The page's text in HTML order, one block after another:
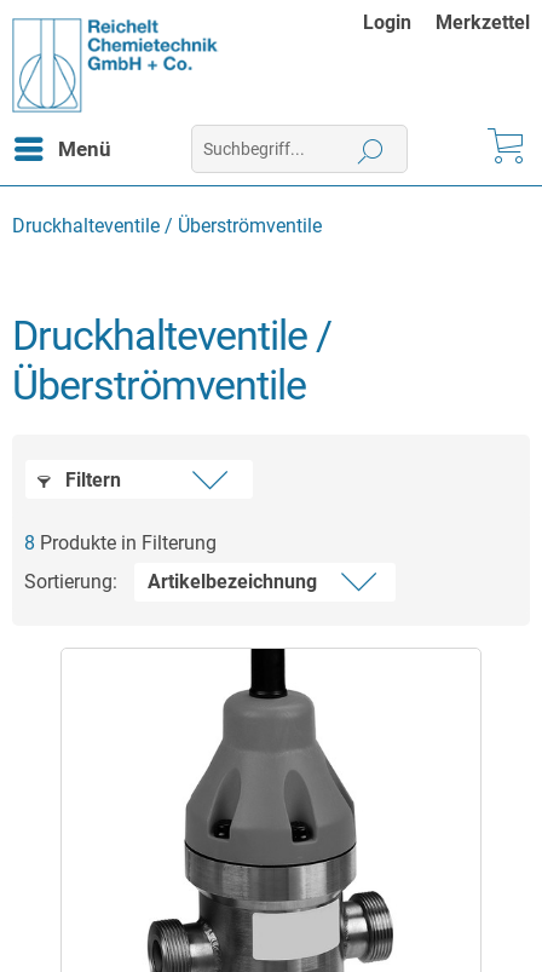
Login Merkzettel
Menü
Druckhalteventile / Überströmventile
Druckhalteventile /
Überströmventile
Filtern
8 Produkte in Filterung
Sortierung: